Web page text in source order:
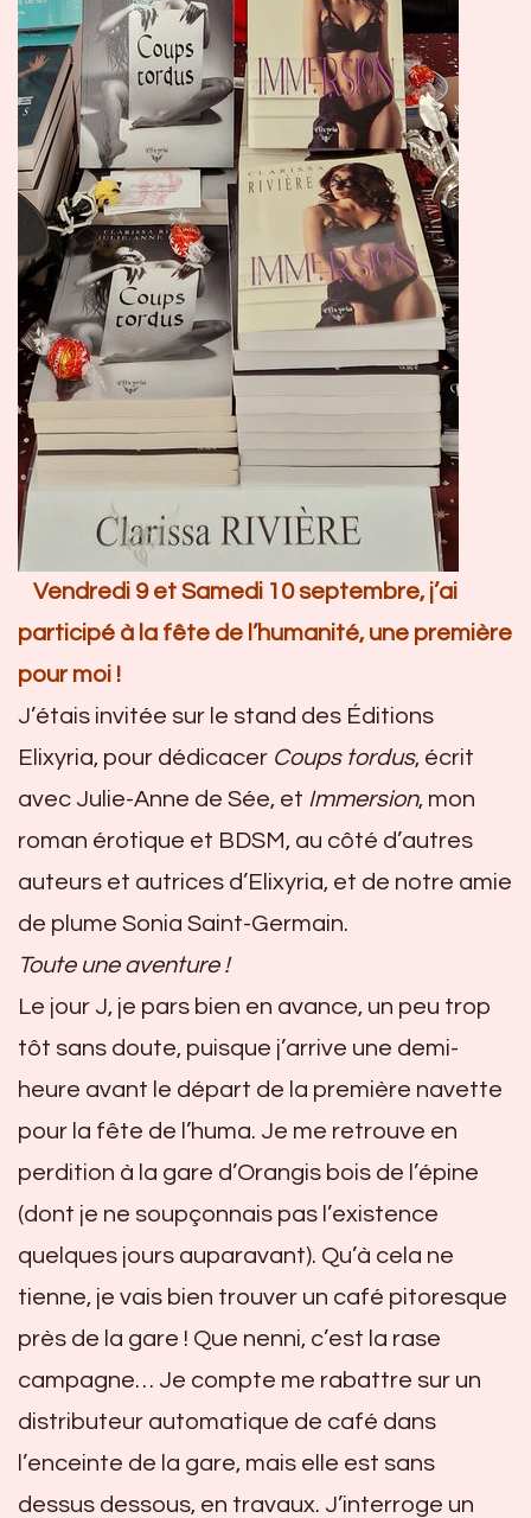
Vendredi 9 et Samedi 10 septembre, j’ai
participé à la fête de l’humanité, une première
pour moi !
J’étais invitée sur le stand des Éditions
Elixyria, pour dédicacer Coups tordus, écrit
avec Julie-Anne de Sée, et Immersion, mon
roman érotique et BDSM, au côté d’autres
auteurs et autrices d’Elixyria, et de notre amie
de plume Sonia Saint-Germain.
Toute une aventure !
Le jour J, je pars bien en avance, un peu trop
tôt sans doute, puisque j’arrive une demi-
heure avant le départ de la première navette
pour la fête de l’huma. Je me retrouve en
perdition à la gare d’Orangis bois de l’épine
(dont je ne soupçonnais pas l’existence
quelques jours auparavant). Qu’à cela ne
tienne, je vais bien trouver un café pitoresque
près de la gare ! Que nenni, c’est la rase
campagne… Je compte me rabattre sur un
distributeur automatique de café dans
l’enceinte de la gare, mais elle est sans
dessus dessous, en travaux. J’interroge un